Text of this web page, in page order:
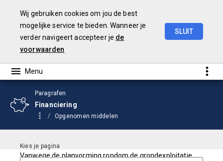
Wij gebruiken cookies om jou de best
mogelijke service te bieden. Wanneer je
verder navigeert accepteer je de
voorwaarden
SLUIT
Paragrafen
Financiering
Opgenomen middelen
Vanwege de planvorming rondom de grondexploitatie